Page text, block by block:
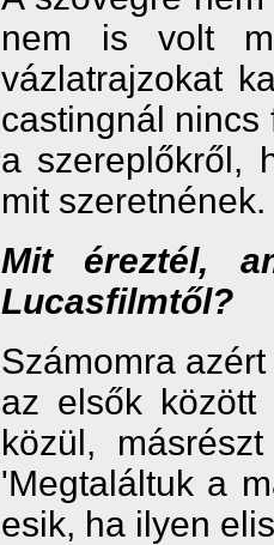
nem is volt
vázlatrajzokat
castingnál nincs
a szereplőkről,
mit szeretnének.
Mit éreztél,
Lucasfilmtől?
Számomra
az elsők között
közül,
'Megtaláltuk a
esik, ha ilyen